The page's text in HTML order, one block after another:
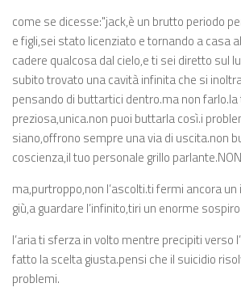
come se dicesse:"jack,è un brutto periodo
e figli,sei stato licenziato e tornando a casa
cadere qualcosa dal cielo,e ti sei diretto sul
subito trovato una cavità infinita che si
pensando di buttartici dentro.ma non farlo.la
preziosa,unica.non puoi buttarla così.i
siano,offrono sempre una via di uscita.non
coscienza,il tuo personale grillo parlante.NON
ma,purtroppo,non l’ascolti.ti fermi ancora
giù,a guardare l’infinito,tiri un enorme
l’aria ti sferza in volto mentre precipiti verso
fatto la scelta giusta.pensi che il suicidio
problemi.